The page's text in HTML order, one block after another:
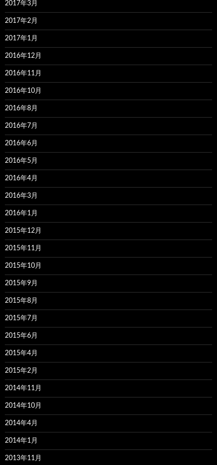
2017年3月
2017年2月
2017年1月
2016年12月
2016年11月
2016年10月
2016年8月
2016年7月
2016年6月
2016年5月
2016年4月
2016年3月
2016年1月
2015年12月
2015年11月
2015年10月
2015年9月
2015年8月
2015年7月
2015年6月
2015年4月
2015年2月
2014年11月
2014年10月
2014年4月
2014年1月
2013年11月